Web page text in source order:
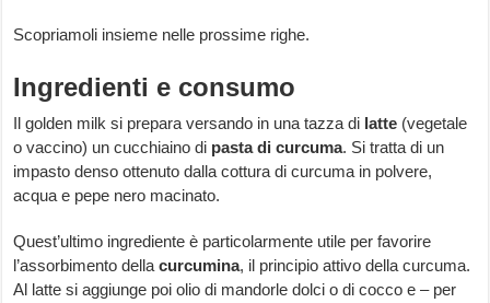
Scopriamoli insieme nelle prossime righe.
Ingredienti e consumo
Il golden milk si prepara versando in una tazza di latte (vegetale
o vaccino) un cucchiaino di pasta di curcuma. Si tratta di un
impasto denso ottenuto dalla cottura di curcuma in polvere,
acqua e pepe nero macinato.
Quest’ultimo ingrediente è particolarmente utile per favorire
l’assorbimento dellacurcumina, il principio attivo della curcuma.
Al latte si aggiunge poi olio di mandorle dolci o di cocco e – per